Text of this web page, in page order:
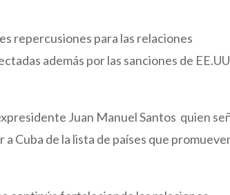
repercusiones para las relaciones
además por las sanciones de
Juan Manuel Santos quien
Cuba de la lista de países que